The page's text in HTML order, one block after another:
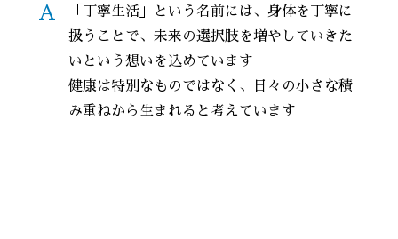
A
「丁寧生活」という名前には、身体を丁寧に
扱うことで、未来の選択肢を増やしていきた
いという想いを込めています
健康は特別なものではなく、日々の小さな積
み重ねから生まれると考えています